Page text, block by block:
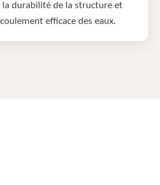
la durabilité de la structure et
efficace des eaux.